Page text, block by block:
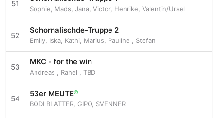
51
Sophie Mads Jana Victor, Henrike Valentin/Ursel
52
Schornalischde-Truppe 2
Emily Iska Kathi Marius Pauline Stefan
53
MKC - for the win
Andreas Rahel TBD
54
53er MEUTEⓡ
BODI BLATTER GIPO SVENNER